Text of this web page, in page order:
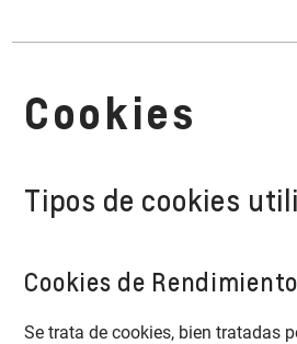
Cookies
Tipos de cookies
Cookies de Rendimiento
Se trata de cookies, bien tratadas